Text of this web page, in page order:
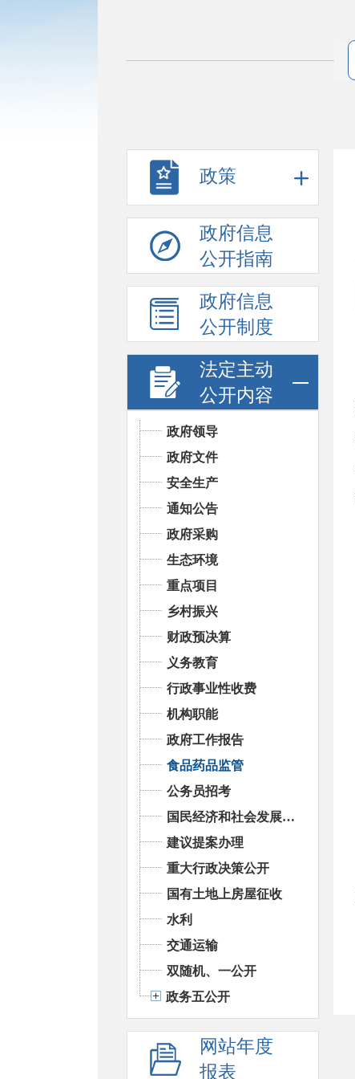
政策
政府信息
公开指南
政府信息
公开制度
法定主动
公开内容
政府领导
政府文件
安全生产
通知公告
政府采购
生态环境
重点项目
乡村振兴
财政预决算
义务教育
行政事业性收费
机构职能
政府工作报告
食品药品监管
公务员招考
国民经济和社会发展统计信息
建议提案办理
重大行政决策公开
国有土地上房屋征收
水利
交通运输
双随机、一公开
政务五公开
网站年度
报表